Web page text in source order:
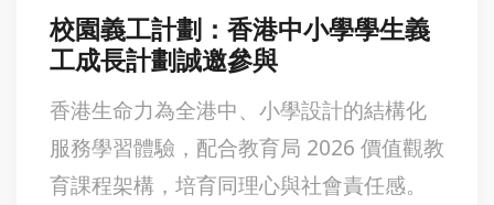
校園義工計劃：香港中小學學生義
工成長計劃誠邀參與
香港生命力為全港中、小學設計的結構化
服務學習體驗，配合教育局 2026 價值觀教
育課程架構，培育同理心與社會責任感。